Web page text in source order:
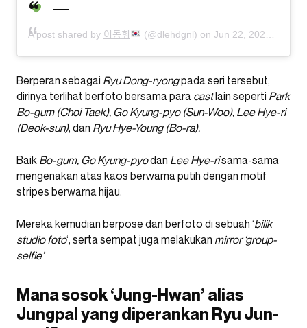
A post shared by 이동휘 (@dlehdgnl) on Jun 22, 2020 at 3:09am PDT
Berperan sebagai Ryu Dong-ryongpada seri tersebut,
dirinya terlihat berfoto bersama para castlain seperti Park
Bo-gum (Choi Taek), Go Kyung-pyo (Sun-Woo), Lee Hye-ri
(Deok-sun), dan Ryu Hye-Young (Bo-ra).
Baik Bo-gum, Go Kyung-pyodan Lee Hye-risama-sama
mengenakan atas kaos berwarna putih dengan motif
stripes berwarna hijau.
Mereka kemudian berpose dan berfoto di sebuah ‘bilik
studio foto‘, serta sempat juga melakukan mirror ‘group-
selfie’
Mana sosok ‘Jung-Hwan’ alias
Jungpal yang diperankan Ryu Jun-